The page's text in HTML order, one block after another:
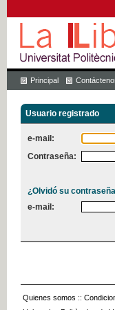
Principal
Usuario registrado
e-mail:
Contraseña:
¿Olvidó su
e-mail:
Quienes somos ::